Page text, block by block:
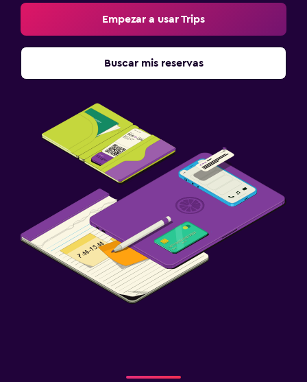
Empezar a usar Trips
Buscar mis reservas